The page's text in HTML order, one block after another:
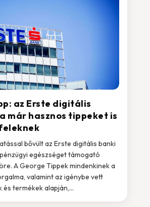
az Erste digitális
már hasznos tippeket is
bővült az Erste digitális banki
egészséget támogató
A George Tippek mindenkinek a
valamint az igénybe vett
termékek alapján,...